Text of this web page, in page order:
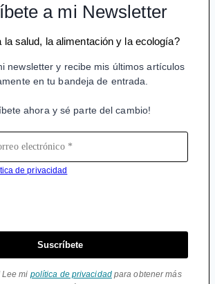
a mi Newsletter
la salud, la alimentación y la ecología?
newsletter y recibe mis últimos artículos
en tu bandeja de entrada.
ahora y sé parte del cambio!
de privacidad
Suscríbete
Lee mi política de privacidadpara obtener más